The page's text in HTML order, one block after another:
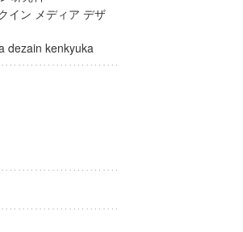
イン メディア デザ
dezain kenkyuka